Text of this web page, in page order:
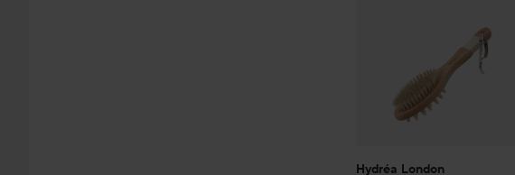
Hydréa London